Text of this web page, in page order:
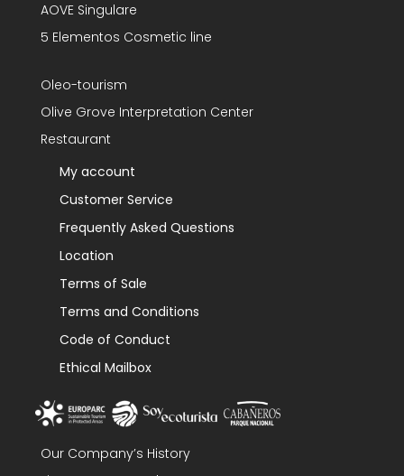
AOVE Singulare
5 Elementos Cosmetic line
Oleo-tourism
Olive Grove Interpretation Center
Restaurant
My account
Customer Service
Frequently Asked Questions
Location
Terms of Sale
Terms and Conditions
Code of Conduct
Ethical Mailbox
Our Company’s History